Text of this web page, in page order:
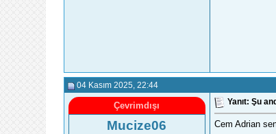
04 Kasım 2025 , 22:44
Çevrimdışı
Mucize06
Yanıt: Şu
Cem Adrian